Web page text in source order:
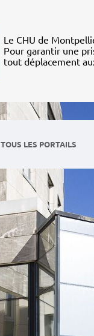
Le CHU de
Pour garantir une
tout déplacement
TOUS LES PORTAILS